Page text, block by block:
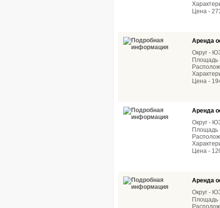
Цена -
Аренда
Округ -
Площадь
Цена -
Аренда
Округ -
Площадь
Цена -
Аренда
Округ -
Площадь